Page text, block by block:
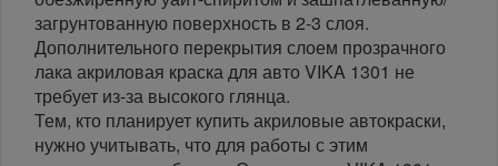
загрунтованную поверхность в 2-3 слоя.
Дополнительного перекрытия слоем прозрачного
лака акриловая краска для авто VIKA 1301 не
требует из-за высокого глянца.
Тем, кто планирует купить акриловые автокраски,
нужно учитывать, что для работы с этим